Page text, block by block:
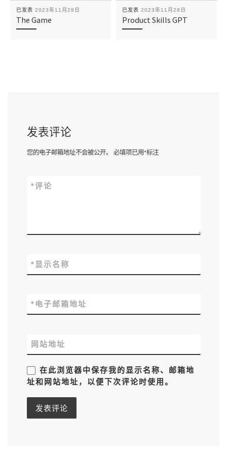
已发表 2023年11月28日
The Game
已发表 2023年11月28日
Product Skills GPT
发表评论
您的电子邮箱地址不会被公开。 必填项已用*标注
评论
*
显示名称
*
电子邮箱地址
*
网站地址
在此浏览器中保存我的显示名称、邮箱地
址和网站地址，以便下次评论时使用。